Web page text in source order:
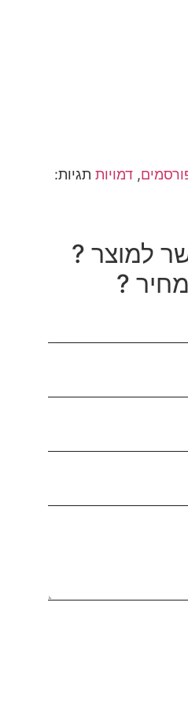
,דמויות תגיות:
למוצר ?
?